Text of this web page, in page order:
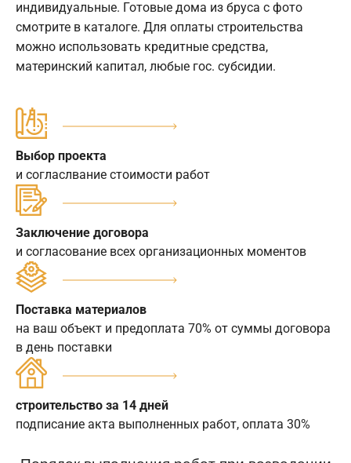
индивидуальные. Готовые дома из бруса с фото
смотрите в каталоге. Для оплаты строительства
можно использовать кредитные средства,
материнский капитал, любые гос. субсидии.
Выбор проекта
и согласлвание стоимости работ
Заключение договора
и согласование всех организационных моментов
Поставка материалов
на ваш объект и предоплата 70% от суммы договора
в день поставки
строительство за 14 дней
подписание акта выполненных работ, оплата 30%